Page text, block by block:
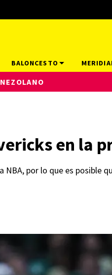
en la
por lo que es posible
BALONCESTO